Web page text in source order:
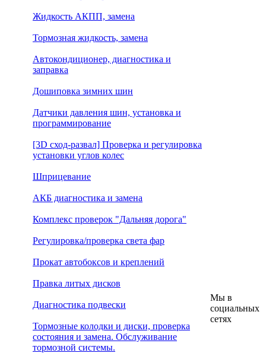
Жидкость АКПП, замена
Тормозная жидкость, замена
Автокондиционер, диагностика и
заправка
Дошиповка зимних шин
Датчики давления шин, установка и
программирование
[3D сход-развал] Проверка и регулировка
установки углов колес
Шприцевание
АКБ диагностика и замена
Комплекс проверок "Дальняя дорога"
Регулировка/проверка света фар
Прокат автобоксов и креплений
Правка литых дисков
Диагностика подвески
Тормозные колодки и диски, проверка
состояния и замена. Обслуживание
тормозной системы.
Мы в
социальных
сетях